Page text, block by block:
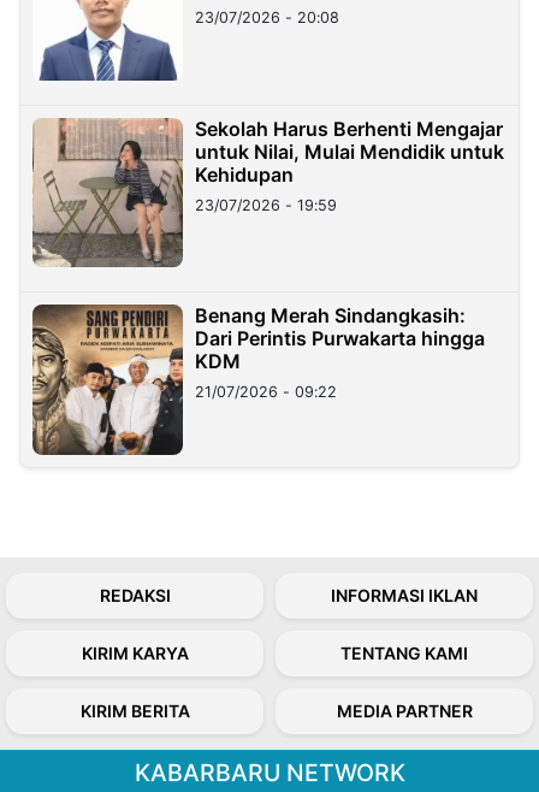
23/07/2026 - 20:08
Sekolah Harus Berhenti Mengajar
untuk Nilai, Mulai Mendidik untuk
Kehidupan
23/07/2026 - 19:59
Benang Merah Sindangkasih:
Dari Perintis Purwakarta hingga
KDM
21/07/2026 - 09:22
REDAKSI INFORMASI IKLAN
KIRIM KARYA TENTANG KAMI
KIRIM BERITA MEDIA PARTNER
KABARBARU NETWORK